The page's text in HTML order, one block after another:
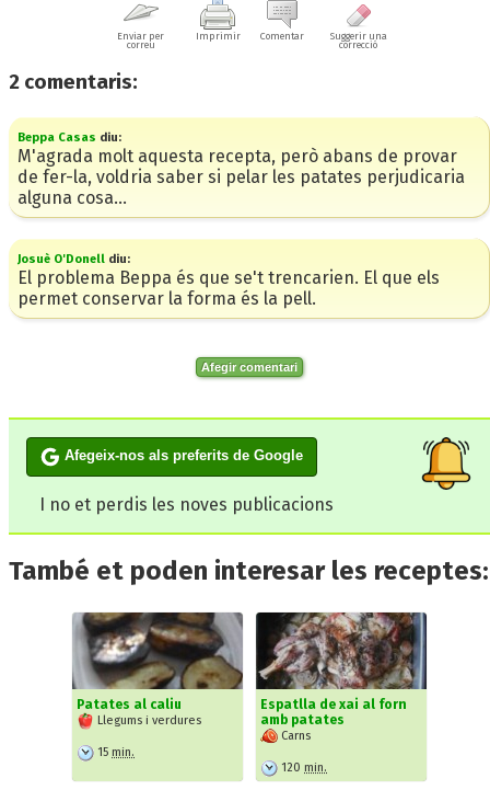
Enviar per
correu
Imprimir Comentar
Suggerir una
correcció
2 comentaris:
Beppa Casas diu:
M'agrada molt aquesta recepta, però abans de provar
de fer-la, voldria saber si pelar les patates perjudicaria
alguna cosa...
Josuè O'Donell diu:
El problema Beppa és que se't trencarien. El que els
permet conservar la forma és la pell.
Afegir comentari
Afegeix-nos als preferits de Google
I no et perdis les noves publicacions
També et poden interesar les receptes:
Patates al caliu
Llegums i verdures
15 min.
Espatlla de xai al forn
amb patates
Carns
120 min.